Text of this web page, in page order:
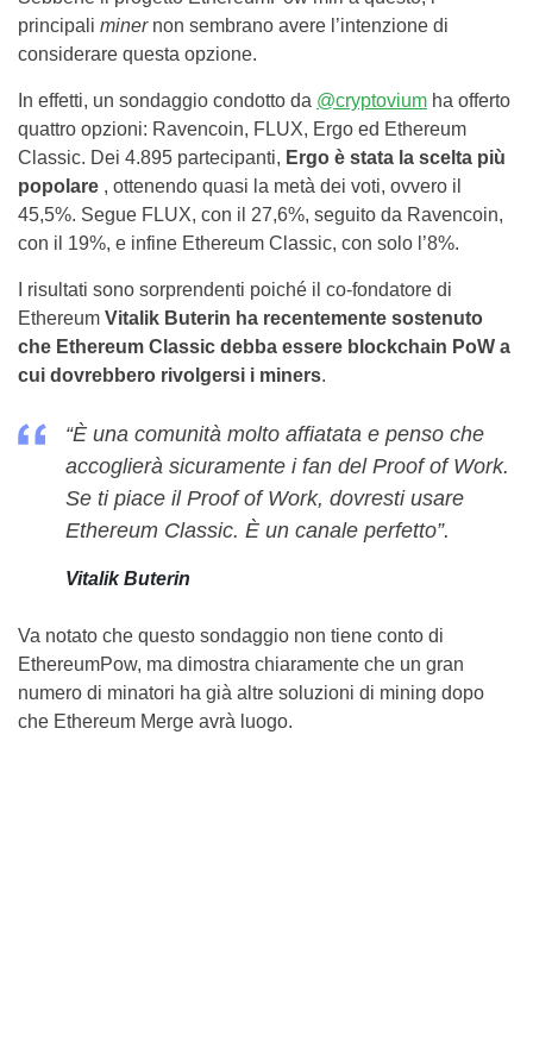
principali miner non sembrano avere l’intenzione di
considerare questa opzione.
In effetti, un sondaggio condotto da @cryptovium ha offerto
quattro opzioni: Ravencoin, FLUX, Ergo ed Ethereum
Classic. Dei 4.895 partecipanti, Ergo è stata la scelta più
popolare , ottenendo quasi la metà dei voti, ovvero il
45,5%. Segue FLUX, con il 27,6%, seguito da Ravencoin,
con il 19%, e infine Ethereum Classic, con solo l’8%.
I risultati sono sorprendenti poiché il co-fondatore di
Ethereum Vitalik Buterin ha recentemente sostenuto
che Ethereum Classic debba essere blockchain PoW a
cui dovrebbero rivolgersi i miners.
“È una comunità molto affiatata e penso che
accoglierà sicuramente i fan del Proof of Work.
Se ti piace il Proof of Work, dovresti usare
Ethereum Classic. È un canale perfetto”.
Vitalik Buterin
Va notato che questo sondaggio non tiene conto di
EthereumPow, ma dimostra chiaramente che un gran
numero di minatori ha già altre soluzioni di mining dopo
che Ethereum Merge avrà luogo.